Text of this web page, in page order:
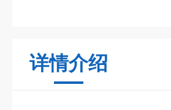
详情介绍